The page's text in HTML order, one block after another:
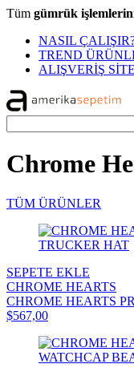
Tüm gümrük
NASIL
TREND
ALIŞVERİŞ
Chrome
TÜM ÜRÜNLER
SEPETE EKLE
CHROME HEARTS
CHROME HEARTS
$567,00